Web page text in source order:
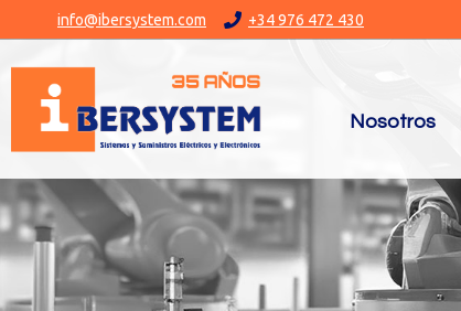
info@ibersystem.com +34 976 472 430
Nosotros
You are here: